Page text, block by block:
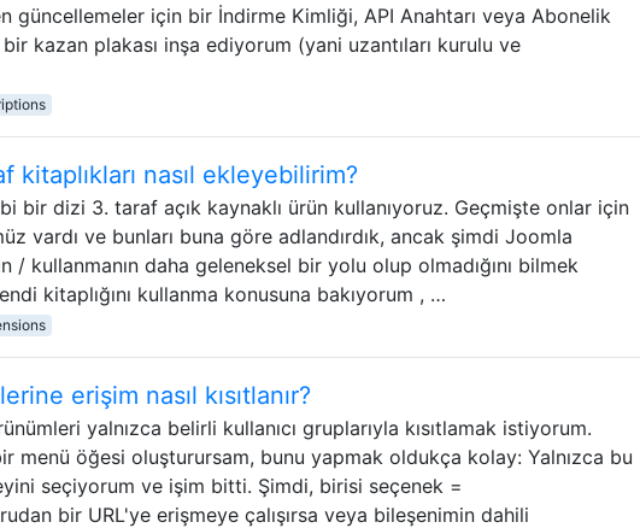
güncellemeler için bir İndirme Kimliği, API Anahtarı veya Abonelik
kazan plakası inşa ediyorum (yani uzantıları kurulu ve
nasıl ekleyebilirim?
bir dizi 3. taraf açık kaynaklı ürün kullanıyoruz. Geçmişte onlar için
vardı ve bunları buna göre adlandırdık, ancak şimdi Joomla
/ kullanmanın daha geleneksel bir yolu olup olmadığını bilmek
kitaplığını kullanma konusuna bakıyorum , …
erişim nasıl kısıtlanır?
yalnızca belirli kullanıcı gruplarıyla kısıtlamak istiyorum.
menü öğesi oluşturursam, bunu yapmak oldukça kolay: Yalnızca bu
seçiyorum ve işim bitti. Şimdi, birisi seçenek =
bir URL'ye erişmeye çalışırsa veya bileşenimin dahili